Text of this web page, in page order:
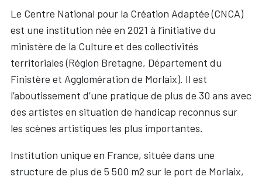
Le Centre National pour la Création Adaptée (CNCA)
est une institution née en 2021 à l’initiative du
ministère de la Culture et des collectivités
territoriales (Région Bretagne, Département du
Finistère et Agglomération de Morlaix). Il est
l’aboutissement d’une pratique de plus de 30 ans avec
des artistes en situation de handicap reconnus sur
les scènes artistiques les plus importantes.
Institution unique en France, située dans une
structure de plus de 5 500 m2 sur le port de Morlaix,